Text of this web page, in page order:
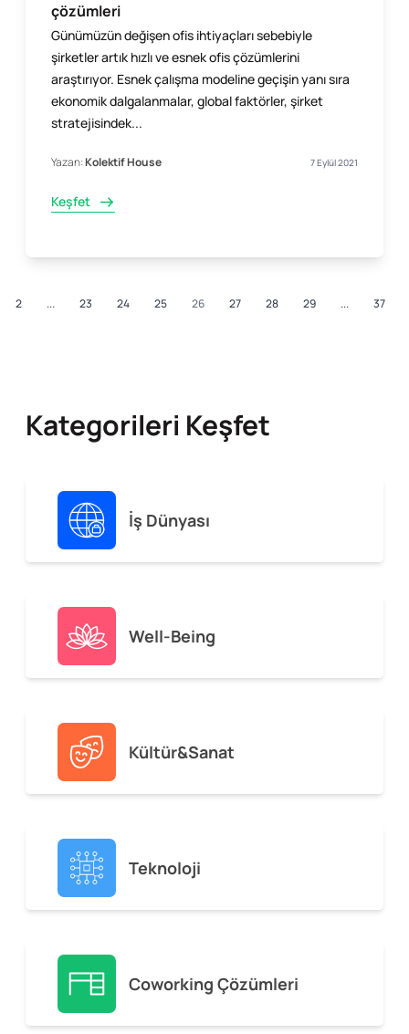
çözümleri
Günümüzün değişen ofis ihtiyaçları sebebiyle
şirketler artık hızlı ve esnek ofis çözümlerini
araştırıyor. Esnek çalışma modeline geçişin yanı sıra
ekonomik dalgalanmalar, global faktörler, şirket
stratejisindek...
Yazan:Kolektif House 7 Eylül 2021
Keşfet
2 ... 23 24 25 26 27 28 29 ... 37
Kategorileri Keşfet
İş Dünyası
Well-Being
Kültür&Sanat
Teknoloji
Coworking Çözümleri